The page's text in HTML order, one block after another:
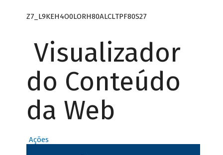
Z7_L9KEH4O0LORH80ALCLTPF80S27
Visualizador
do Conteúdo
da Web
Ações